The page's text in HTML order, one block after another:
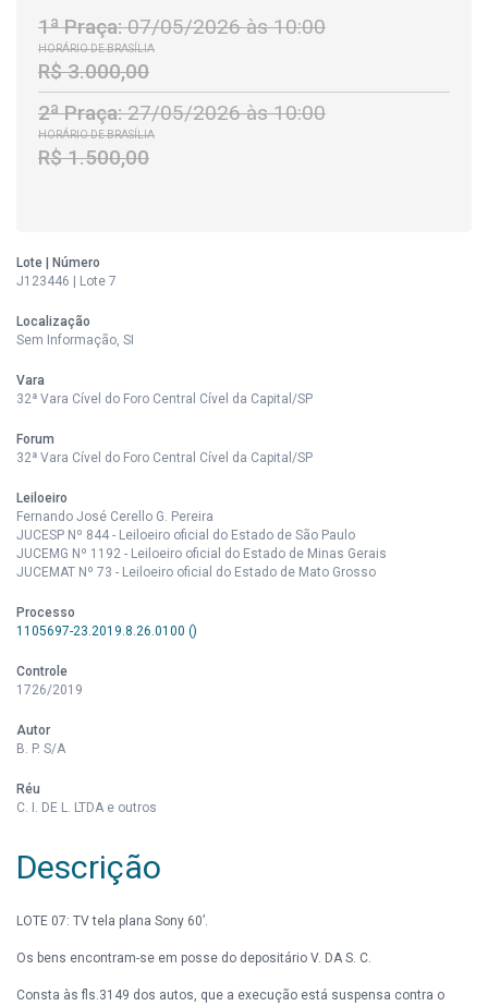
1ª Praça:07/05/2026 às 10:00
HORÁRIO DE BRASÍLIA
R$ 3.000,00
2ª Praça:27/05/2026 às 10:00
HORÁRIO DE BRASÍLIA
R$ 1.500,00
Lote | Número
J123446 | Lote 7
Localização
Sem Informação, SI
Vara
32ª Vara Cível do Foro Central Cível da Capital/SP
Forum
32ª Vara Cível do Foro Central Cível da Capital/SP
Leiloeiro
Fernando José Cerello G. Pereira
JUCESP Nº 844 - Leiloeiro oficial do Estado de São Paulo
JUCEMG Nº 1192 - Leiloeiro oficial do Estado de Minas Gerais
JUCEMAT Nº 73 - Leiloeiro oficial do Estado de Mato Grosso
Processo
1105697-23.2019.8.26.0100 ()
Controle
1726/2019
Autor
B. P. S/A
Réu
C. I. DE L. LTDA e outros
Descrição
LOTE 07: TV tela plana Sony 60’.
Os bens encontram-se em posse do depositário V. DA S. C.
Consta às fls.3149 dos autos, que a execução está suspensa contra o